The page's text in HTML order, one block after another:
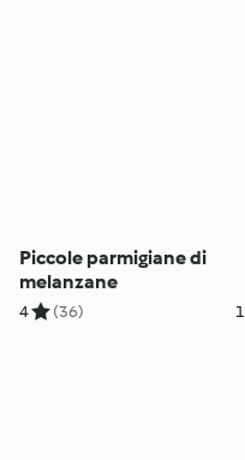
Piccole parmigiane di
melanzane
4 (36)